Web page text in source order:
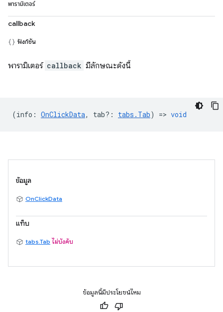
พารามิเตอร์
callback
ฟังก์ชัน
พารามิเตอร์ callback มีลักษณะดังนี้
(info : OnClickData, tab? : tabs.Tab) => void
ข้อมูล
OnClickData
แท็บ
tabs.Tab ไม่บังคับ
ข้อมูลนี้มีประโยชน์ไหม